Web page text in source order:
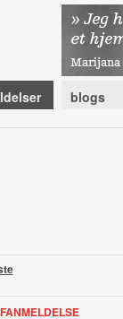
blogs